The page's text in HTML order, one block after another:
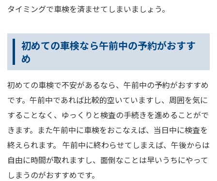
タイミングで車検を済ませてしまいましょう。
初めての車検なら午前中の予約がおすす
め
初めての車検で不安があるなら、午前中の予約がおすすめ
です。午前中であれば比較的空いていますし、周囲を気に
することなく、ゆっくりと検査の手続きを進めることがで
きます。また午前中に車検をおこなえば、当日中に検査を
終えられます。 午前中に終わらせてしまえば、午後からは
自由に時間が取れますし、面倒なことは早いうちにやって
しまうのがおすすめです。